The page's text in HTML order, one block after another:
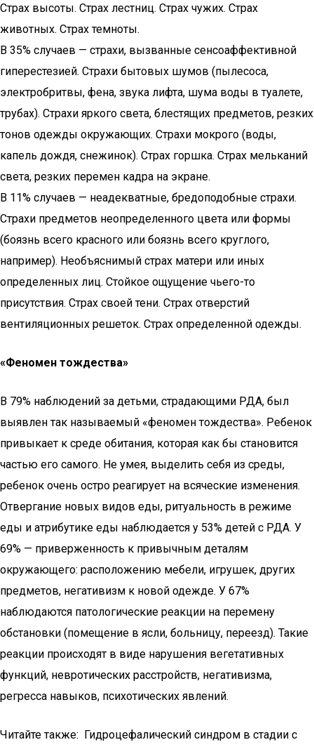
Страх высоты. Страх лестниц. Страх чужих. Страх
животных. Страх темноты.
В 35% случаев — страхи, вызванные сенсоаффективной
гиперестезией. Страхи бытовых шумов (пылесоса,
электробритвы, фена, звука лифта, шума воды в туалете,
трубах). Страхи яркого света, блестящих предметов, резких
тонов одежды окружающих. Страхи мокрого (воды,
капель дождя, снежинок). Страх горшка. Страх мельканий
света, резких перемен кадра на экране.
В 11% случаев — неадекватные, бредоподобные страхи.
Страхи предметов неопределенного цвета или формы
(боязнь всего красного или боязнь всего круглого,
например). Необъяснимый страх матери или иных
определенных лиц. Стойкое ощущение чьего-то
присутствия. Страх своей тени. Страх отверстий
вентиляционных решеток. Страх определенной одежды.
«Феномен тождества»
В 79% наблюдений за детьми, страдающими РДА, был
выявлен так называемый «феномен тождества». Ребенок
привыкает к среде обитания, которая как бы становится
частью его самого. Не умея, выделить себя из среды,
ребенок очень остро реагирует на всяческие изменения.
Отвергание новых видов еды, ритуальность в режиме
еды и атрибутике еды наблюдается у 53% детей с РДА. У
69% — приверженность к привычным деталям
окружающего: расположению мебели, игрушек, других
предметов, негативизм к новой одежде. У 67%
наблюдаются патологические реакции на перемену
обстановки (помещение в ясли, больницу, переезд). Такие
реакции происходят в виде нарушения вегетативных
функций, невротических расстройств, негативизма,
регресса навыков, психотических явлений.
Читайте также: Гидроцефалический синдром в стадии с